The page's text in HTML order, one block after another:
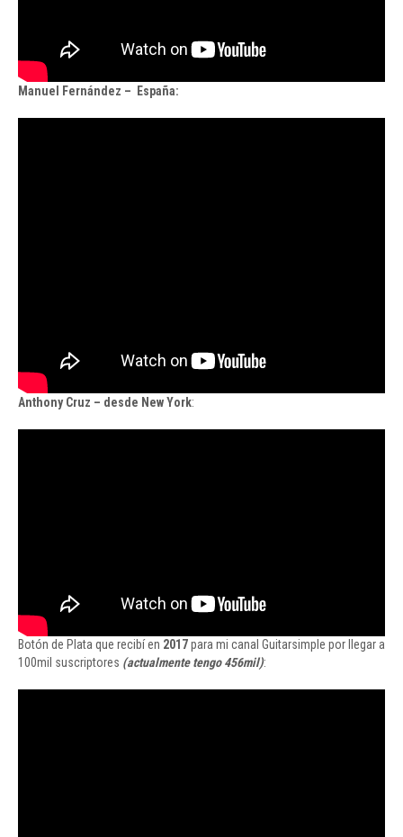
Manuel Fernández – España:
Anthony Cruz – desde New York:
Botón de Plata que recibí en 2017para mi canal Guitarsimple por llegar a
100mil suscriptores (actualmente tengo 456mil):